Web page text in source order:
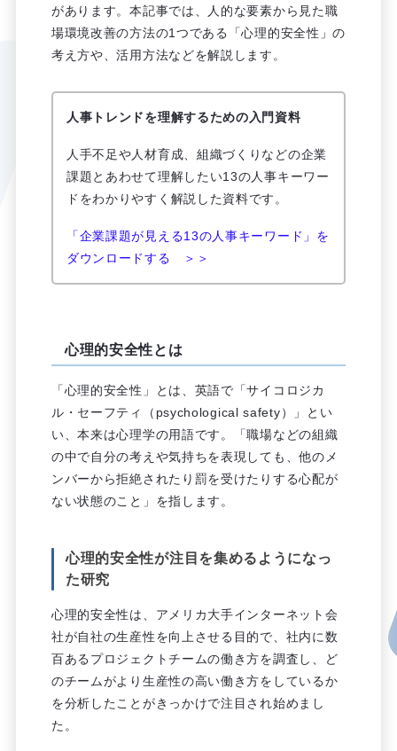
があります。本記事では、人的な要素から見た職
場環境改善の方法の1つである「心理的安全性」の
考え方や、活用方法などを解説します。
人事トレンドを理解するための入門資料
人手不足や人材育成、組織づくりなどの企業
課題とあわせて理解したい13の人事キーワー
ドをわかりやすく解説した資料です。
「企業課題が見える13の人事キーワード」を
ダウンロードする ＞＞
心理的安全性とは
「心理的安全性」とは、英語で「サイコロジカ
ル・セーフティ（psychological safety）」とい
い、本来は心理学の用語です。「職場などの組織
の中で自分の考えや気持ちを表現しても、他のメ
ンバーから拒絶されたり罰を受けたりする心配が
ない状態のこと」を指します。
心理的安全性が注目を集めるようになっ
た研究
心理的安全性は、アメリカ大手インターネット会
社が自社の生産性を向上させる目的で、社内に数
百あるプロジェクトチームの働き方を調査し、ど
のチームがより生産性の高い働き方をしているか
を分析したことがきっかけで注目され始めまし
た。